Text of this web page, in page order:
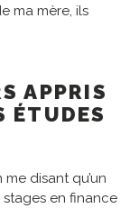
ma mère, ils
APPRIS
ÉTUDES
me disant qu’un
stages en finance